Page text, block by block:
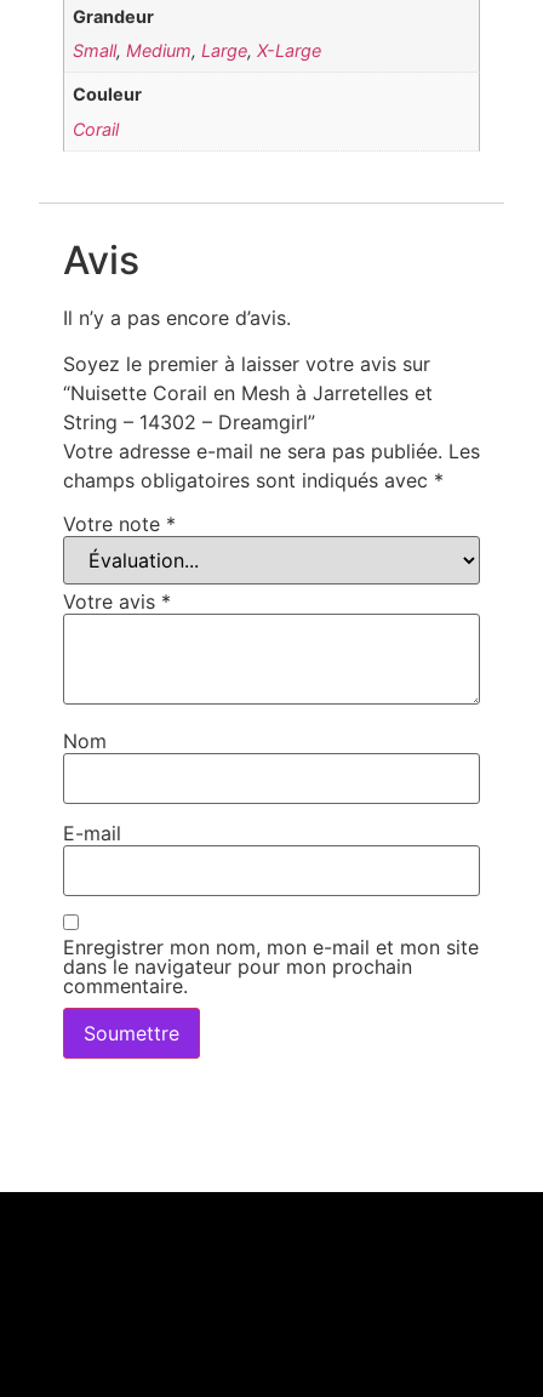
Grandeur
Small,Medium,Large,X-Large
Couleur
Corail
Avis
Il n’y a pas encore d’avis.
Soyez le premier à laisser votre avis sur
“Nuisette Corail en Mesh à Jarretelles et
String – 14302 – Dreamgirl”
Votre adresse e-mail ne sera pas publiée. Les
champs obligatoires sont indiqués avec *
Votre note *
Votre avis *
Nom
E-mail
Enregistrer mon nom, mon e-mail et mon site
dans le navigateur pour mon prochain
commentaire.